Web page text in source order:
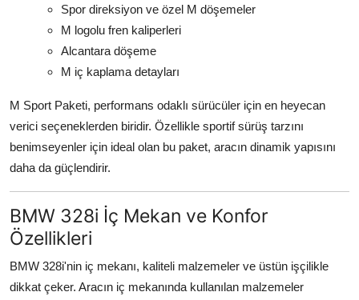
Spor direksiyon ve özel M döşemeler
M logolu fren kaliperleri
Alcantara döşeme
M iç kaplama detayları
M Sport Paketi, performans odaklı sürücüler için en heyecan
verici seçeneklerden biridir. Özellikle sportif sürüş tarzını
benimseyenler için ideal olan bu paket, aracın dinamik yapısını
daha da güçlendirir.
BMW 328i İç Mekan ve Konfor
Özellikleri
BMW 328i'nin iç mekanı, kaliteli malzemeler ve üstün işçilikle
dikkat çeker. Aracın iç mekanında kullanılan malzemeler